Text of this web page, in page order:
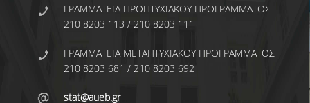
ΜΗΤΡΩΑ ΤΜΗΜΑΤΟΣ
ΑΠΟΧΩΡΗΣΑΝΤΕΣ ΚΑΘΗΓΗΤΕΣ
ΕΜΠΕΙΡΙΑΣ
ΓΡΑΜΜΑΤΕΙΑ ΠΡΟΠΤΥΧΙΑΚΟΥ ΠΡΟΓΡΑΜΜΑΤΟΣ
210 8203 113 / 210 8203 111
ΓΡΑΜΜΑΤΕΙΑ ΜΕΤΑΠΤΥΧΙΑΚΟΥ ΠΡΟΓΡΑΜΜΑΤΟΣ
210 8203 681 / 210 8203 692
stat@aueb.gr